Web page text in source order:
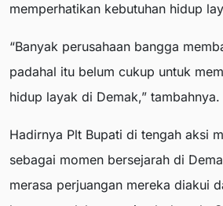
memperhatikan kebutuhan hidup
“Banyak perusahaan bangga
padahal itu belum cukup untuk
hidup layak di Demak,” tambahnya.
Hadirnya Plt Bupati di tengah aksi
sebagai momen bersejarah di
merasa perjuangan mereka diakui